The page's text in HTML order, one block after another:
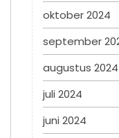
oktober 2024
september
augustus 2024
juli 2024
juni 2024